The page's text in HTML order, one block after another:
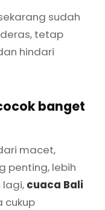
sudah
tetap
hindari
banget
macet,
penting, lebih
lagi, cuaca Bali
cukup